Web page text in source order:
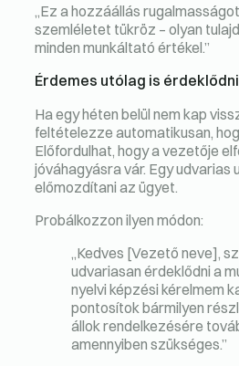
„Ez a hozzáállás
szemléletet tükröz – olyan
minden munkáltató értékel.”
Érdemes utólag is érdeklődni
Ha egy héten belül nem kap
feltételezze automatikusan,
Előfordulhat, hogy a vezetője
jóváhagyásra vár. Egy
előmozdítani az ügyet.
Probálkozzon ilyen módon:
„Kedves [Vezető neve],
udvariasan érdeklődni a
nyelvi képzési kérelmem
pontosítok bármilyen
állok rendelkezésére
amennyiben szükséges.”